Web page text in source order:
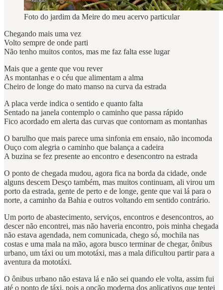
Foto do jardim da Meire do meu acervo particular
Chegando mais uma vez
Volto sempre de onde parti
Não tenho muitos contos, mas me faz falta esse lugar
Mais que a gente que vou rever
As montanhas e o céu que alimentam a alma
Cheiro de longe do mato manso na curva da estrada
A placa verde indica o sentido e quanto falta
Sentado na janela contemplo o caminho que passa rápido
Fico acordado em alerta das curvas que contornam as montanhas
O barulho que mais parece uma sinfonia em ensaio, não incomoda
Ouço com alegria o caminho que balança a cadeira
A buzina se fez presente ao encontro e desencontro na estrada
O ponto de chegada mudou, agora fica na borda da cidade, onde
alguns descem Desço também, mas muitos continuam, ali virou um
porto da estrada, gente de perto e de longe, gente que vai lá para o
norte, a caminho da Bahia e outros voltando em sentido contrário.
Um porto de abastecimento, serviços, encontros e desencontros, ao
descer não encontrei, mas não haveria encontro, pois minha chegada
não estava agendada, nem comunicada, chego só, mochila nas
costas e uma mala na mão, agora busco terminar de chegar, ônibus
urbano, um táxi ou um mototáxi, mas a mala dificultou partir para a
aventura da mototáxi.
O ônibus urbano não estava lá e não sei quando ele volta, assim fui
até o ponto de táxi, pois a opção moderna dos aplicativos que tentei